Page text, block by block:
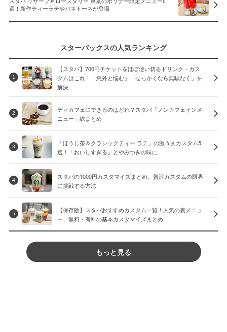
選！新作ティーラテやパネトーネが登場
スターバックスの人気ランキング
1
【スタバ】700円チケットをほぼ使い切るドリンク・カス
タムはこれ！「意外と悩む」「せっかくなら無駄なく」を
解決
2
ディカフェにできるのはどれ？スタバ「ノンカフェインメ
ニュー」総まとめ
3
「ほうじ茶＆クラシックティー ラテ」の激うまカスタム5
選！「おいしすぎる」とやみつきの味に
4
スタバの1000円カスタマイズまとめ。贅沢カスタムの限界
に挑戦する方法
5
【保存版】スタバおすすめカスタム一覧！人気の裏メニュ
ー、無料・有料の基本カスタマイズまとめ
もっと見る